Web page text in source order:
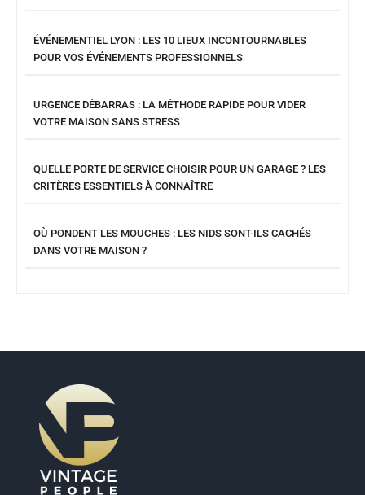
ÉVÉNEMENTIEL LYON : LES 10 LIEUX INCONTOURNABLES
POUR VOS ÉVÉNEMENTS PROFESSIONNELS
URGENCE DÉBARRAS : LA MÉTHODE RAPIDE POUR VIDER
VOTRE MAISON SANS STRESS
QUELLE PORTE DE SERVICE CHOISIR POUR UN GARAGE ? LES
CRITÈRES ESSENTIELS À CONNAÎTRE
OÙ PONDENT LES MOUCHES : LES NIDS SONT-ILS CACHÉS
DANS VOTRE MAISON ?